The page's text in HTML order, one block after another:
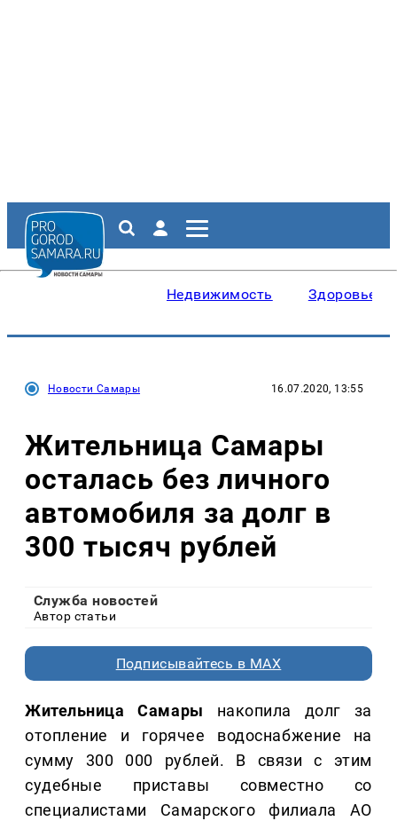
Недвижимость Здоровье
Новости Самары 16.07.2020, 13:55
Жительница Самары
осталась без личного
автомобиля за долг в
300 тысяч рублей
Служба новостей
Автор статьи
Подписывайтесь в MAX
Жительница Самары накопила долг за
отопление и горячее водоснабжение на
сумму 300 000 рублей. В связи с этим
судебные приставы совместно со
специалистами Самарского филиала АО